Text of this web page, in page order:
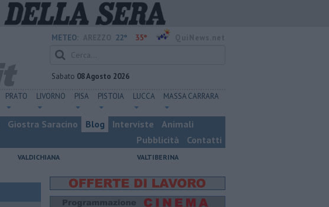
METEO: 22° 35°
Sabato 08 Agosto 2026
PRATO LIVORNO PISA PISTOIA LUCCA MASSA CARRARA
Giostra Saracino Blog Interviste
Animali
Pubblicità
Contatti
VALDICHIANA VALTIBERINA